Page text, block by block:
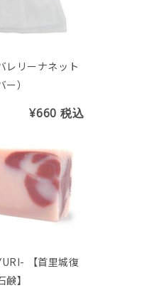
レリーナネット
ー）
¥660税込
里城復
】